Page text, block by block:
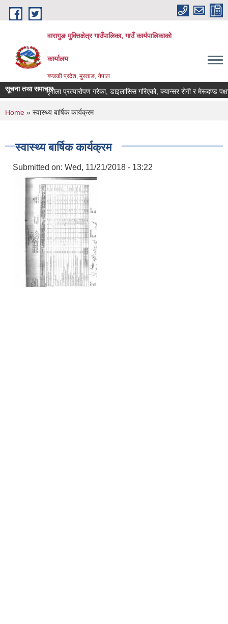
Skip to main content
वारागुङ मुक्तिक्षेत्र गाउँपालिका, गाउँ कार्यपालिकाको
कार्यालय
गण्डकी प्रदेश, मुस्ताङ, नेपाल
सूचना तथा समाचारमृगौला प्रत्यारोपण गरेका, डाइलासिस गरिएको, क्यान्सर रोगी र मेरूदण्ड पक्षघात
You are here
Home » स्वास्थ्य बार्षिक कार्यक्रम
स्वास्थ्य बार्षिक कार्यक्रम
Submitted on: Wed, 11/21/2018 - 13:22